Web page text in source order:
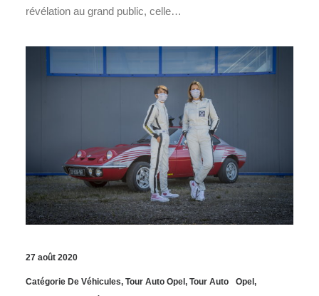
révélation au grand public, celle…
27 août 2020
Catégorie De Véhicules, Tour Auto Opel, Tour Auto Opel,